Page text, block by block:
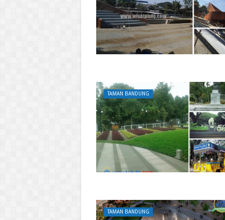
TAMAN BANDUNG
TAMAN BANDUNG